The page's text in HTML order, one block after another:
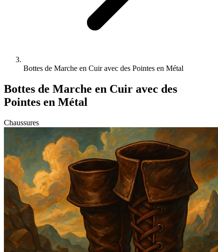
Bottes de Marche en Cuir avec des Pointes en Métal
Bottes de Marche en Cuir avec des
Pointes en Métal
Chaussures